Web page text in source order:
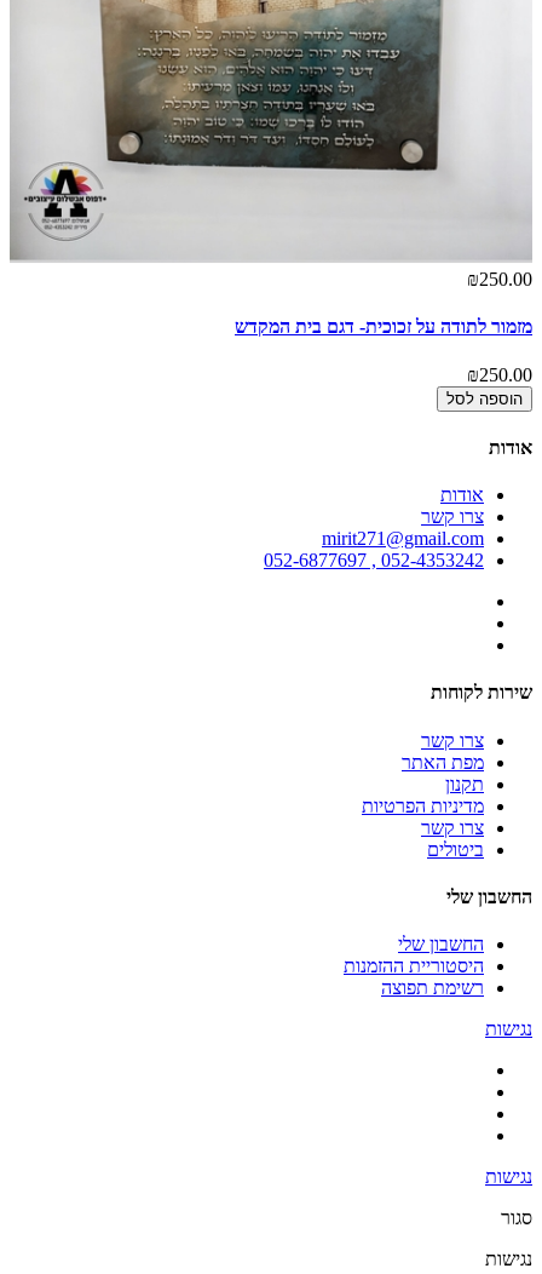
₪250.00
מזמור לתודה על זכוכית- דגם בית המקדש
₪250.00
הוספה לסל
אודות
אודות
צרו קשר
mirit271@gmail.com
052-4353242 , 052-6877697
שירות לקוחות
צרו קשר
מפת האתר
תקנון
מדיניות הפרטיות
צרו קשר
ביטולים
החשבון שלי
החשבון שלי
היסטוריית ההזמנות
רשימת תפוצה
נגישות
נגישות
סגור
נגישות